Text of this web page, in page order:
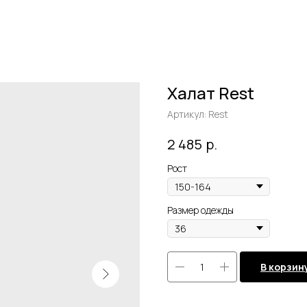
Халат Rest
Артикул: Rest
2 485 р.
Рост
Размер одежды
В